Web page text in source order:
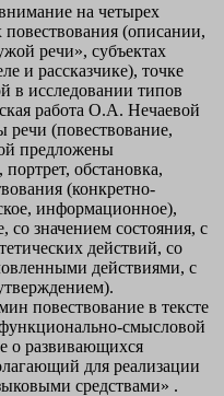
на четырех
(описании,
речи», субъектах
и рассказчике), точке
в исследовании типов
работа O.A. Нечаевой
(повествование,
предложены
обстановка,
(конкретно-
информационное),
значением состояния, с
действий, со
действиями, с
повествование в тексте
смысловой
о развивающихся
для реализации
средствами» .